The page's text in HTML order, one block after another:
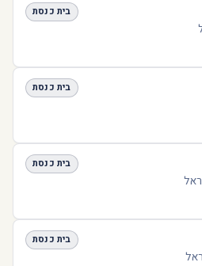
בית כנסת
בית כנסת
בית כנסת
בית כנסת